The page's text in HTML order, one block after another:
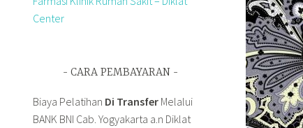
Center
CARA PEMBAYARAN
Biaya Pelatihan Di Transfer Melalui
BANK BNI Cab. Yogyakarta a.n Diklat